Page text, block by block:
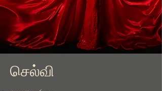
செல்வி